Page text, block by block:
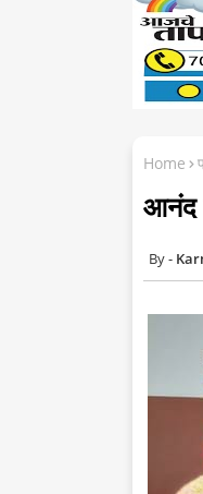
Home
आनंद